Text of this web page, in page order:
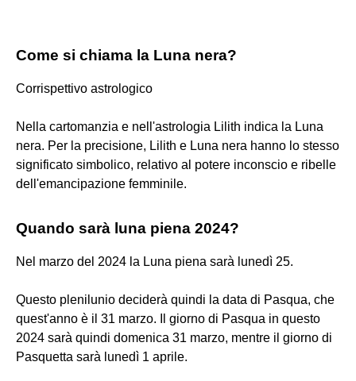
Come si chiama la Luna nera?
Corrispettivo astrologico
Nella cartomanzia e nell'astrologia Lilith indica la Luna
nera. Per la precisione, Lilith e Luna nera hanno lo stesso
significato simbolico, relativo al potere inconscio e ribelle
dell'emancipazione femminile.
Quando sarà luna piena 2024?
Nel marzo del 2024 la Luna piena sarà lunedì 25.
Questo plenilunio deciderà quindi la data di Pasqua, che
quest'anno è il 31 marzo. Il giorno di Pasqua in questo
2024 sarà quindi domenica 31 marzo, mentre il giorno di
Pasquetta sarà lunedì 1 aprile.